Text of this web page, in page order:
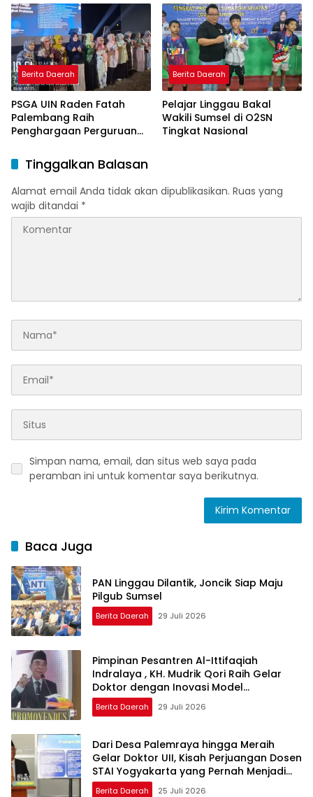
Yogyakarta yang Pernah
Menjadi Driver Taksi Online
Berita Daerah
PSGA UIN Raden Fatah
Palembang Raih
Penghargaan Perguruan
Peringkat Pratama
Berita Daerah
Pelajar Linggau Bakal
Wakili Sumsel di O2SN
Tingkat Nasional
Tinggalkan Balasan
Alamat email Anda tidak akan dipublikasikan. Ruas yang
wajib ditandai *
Simpan nama, email, dan situs web saya pada
peramban ini untuk komentar saya berikutnya.
Baca Juga
PAN Linggau Dilantik, Joncik Siap Maju
Pilgub Sumsel
Berita Daerah 29 Juli 2026
Pimpinan Pesantren Al-Ittifaqiah
Indralaya , KH. Mudrik Qori Raih Gelar
Doktor dengan Inovasi Model
Pembelajaran Nagham Al-Qur’an di UMM
Berita Daerah 29 Juli 2026
Dari Desa Palemraya hingga Meraih
Gelar Doktor UII, Kisah Perjuangan Dosen
STAI Yogyakarta yang Pernah Menjadi
Driver Taksi Online
Berita Daerah 25 Juli 2026